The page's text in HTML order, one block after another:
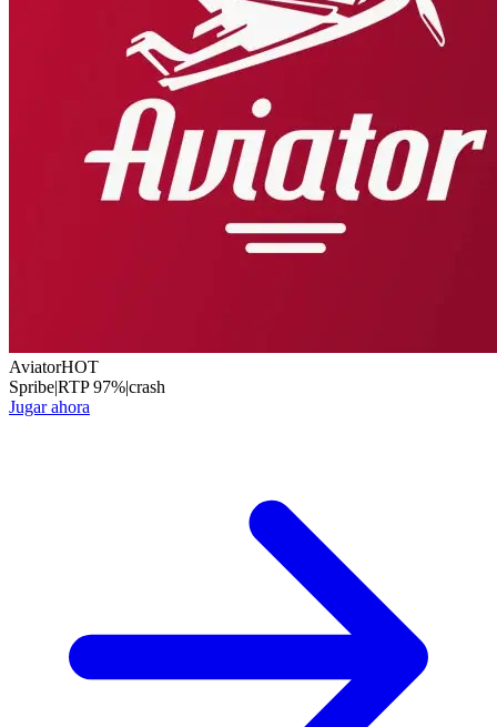
AviatorHOT
Spribe|RTP97%|crash
Jugar ahora